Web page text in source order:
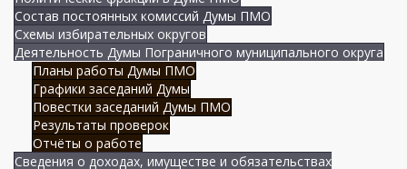
Состав постоянных комиссий Думы ПМО
Схемы избирательных округов
Деятельность Думы Пограничного муниципального округа
Планы работы Думы ПМО
Графики заседаний Думы
Повестки заседаний Думы ПМО
Результаты проверок
Отчёты о работе
Сведения о доходах, имуществе и обязательствах